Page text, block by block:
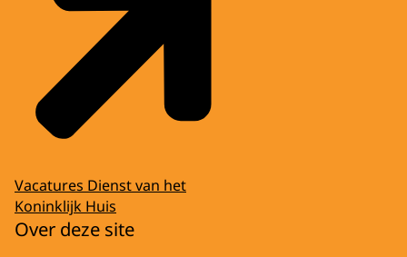
Vacatures Dienst van het
Koninklijk Huis
Over deze site